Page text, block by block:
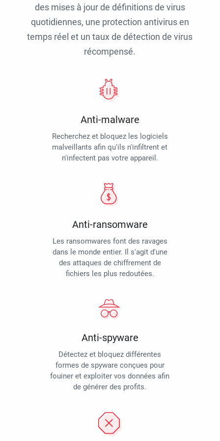
des mises à jour de définitions de virus
quotidiennes, une protection antivirus en
temps réel et un taux de détection de virus
récompensé.
Anti-malware
Recherchez et bloquez les logiciels
malveillants afin qu'ils n'infiltrent et
n'infectent pas votre appareil.
Anti-ransomware
Les ransomwares font des ravages
dans le monde entier. Il s'agit d'une
des attaques de chiffrement de
fichiers les plus redoutées.
Anti-spyware
Détectez et bloquez différentes
formes de spyware conçues pour
fouiner et exploiter vos données afin
de générer des profits.